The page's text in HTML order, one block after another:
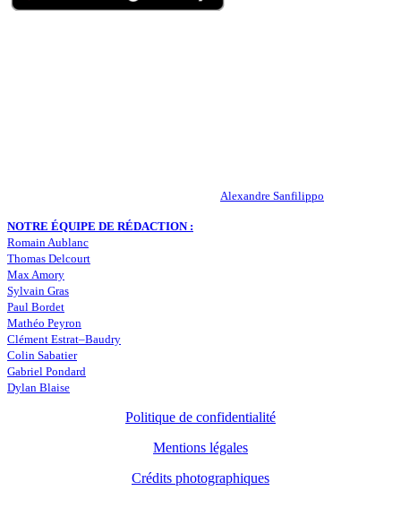
Alexandre Sanfilippo
NOTRE ÉQUIPE DE RÉDACTION :
Romain Aublanc
Thomas Delcourt
Max Amory
Sylvain Gras
Paul Bordet
Mathéo Peyron
Clément Estrat–Baudry
Colin Sabatier
Gabriel Pondard
Dylan Blaise
Politique de confidentialité
Mentions légales
Crédits photographiques